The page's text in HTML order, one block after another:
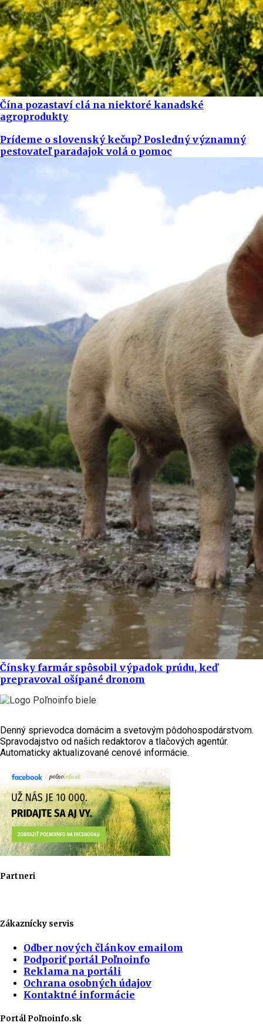
Čína pozastaví clá na niektoré kanadské
agroprodukty
Prídeme o slovenský kečup? Posledný významný
pestovateľ paradajok volá o pomoc
Čínsky farmár spôsobil výpadok prúdu, keď
prepravoval ošípané dronom
Denný sprievodca domácim a svetovým pôdohospodárstvom.
Spravodajstvo od našich redaktorov a tlačových agentúr.
Automaticky aktualizované cenové informácie.
Partneri
Zákaznícky servis
Odber nových článkov emailom
Podporiť portál Poľnoinfo
Reklama na portáli
Ochrana osobných údajov
Kontaktné informácie
Portál Poľnoinfo.sk